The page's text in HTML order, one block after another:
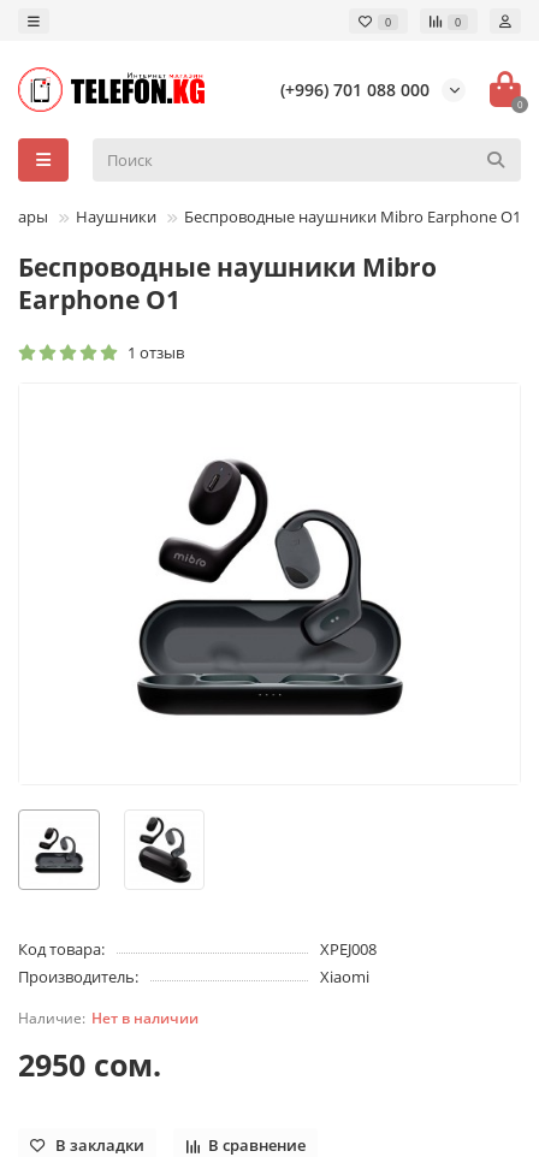
0 0
(+996) 701 088 000
0
Наушники Беспроводные наушники Mibro Earphone O1
Беспроводные наушники Mibro
Earphone O1
1 отзыв
Код товара:
XPEJ008
Производитель:
Xiaomi
Нет в наличии
2950 сом.
В закладки В сравнение